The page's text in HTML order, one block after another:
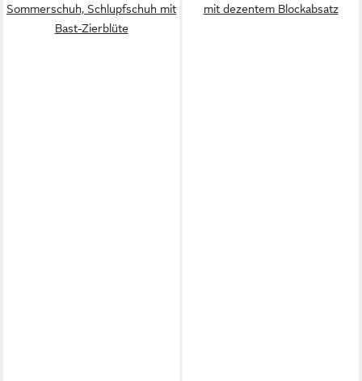
Sommerschuh, Schlupfschuh mit
Bast-Zierblüte
mit dezentem Blockabsatz